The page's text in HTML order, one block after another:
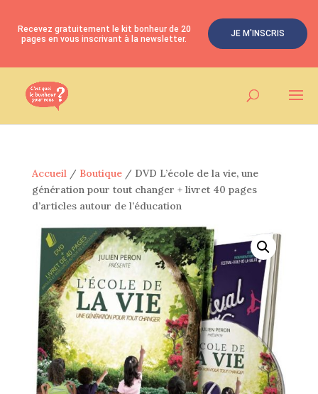
Accueil/ Boutique/ DVD L’école de la vie, une
génération pour tout changer + livret 40 pages
d’articles autour de l’éducation
Recevez gratuitement le kit bonheur de 20
pages en vous inscrivant à la newsletter.
JE M'INSCRIS